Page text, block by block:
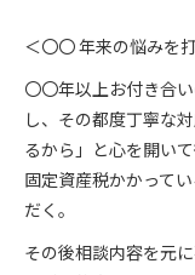
＜〇〇 年来の悩みを
〇〇年以上お付き合
し、その都度丁寧な
るから」と心を開い
固定資産税かかって
だく。
その後相談内容を元